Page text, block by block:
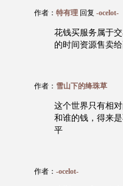
作者： 特有理 回复 -ocelot-
花钱买服务属于
的时间资源售卖
作者： 雪山下的绛珠草
这个世界只有相
和谁的钱，得来
平
作者： -ocelot-